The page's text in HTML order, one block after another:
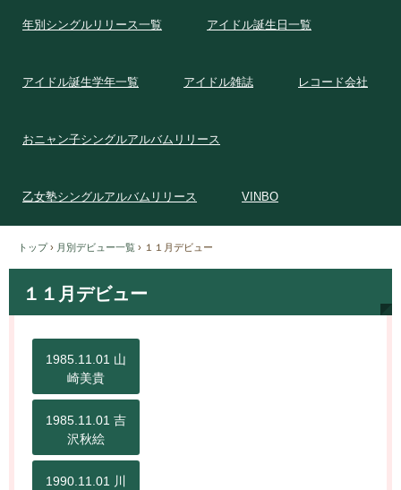
年別シングルリリース一覧 アイドル誕生日一覧
アイドル誕生学年一覧 アイドル雑誌 レコード会社
おニャン子シングルアルバムリリース
乙女塾シングルアルバムリリース VINBO
トップ › 月別デビュー一覧 › １１月デビュー
１１月デビュー
1985.11.01 山
崎美貴
1985.11.01 吉
沢秋絵
1990.11.01 川